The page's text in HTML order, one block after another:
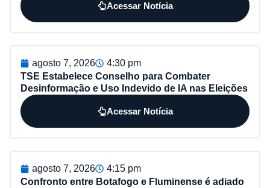
Acessar Notícia
agosto 7, 2026
4:30 pm
TSE Estabelece Conselho para Combater
Desinformação e Uso Indevido de IA nas Eleições
Acessar Notícia
agosto 7, 2026
4:15 pm
Confronto entre Botafogo e Fluminense é adiado